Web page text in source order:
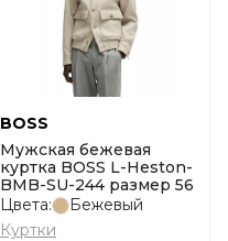
BOSS
Мужская бежевая
куртка BOSS L-Heston-
BMB-SU-244 размер 56
Цвета:
Бежевый
Куртки